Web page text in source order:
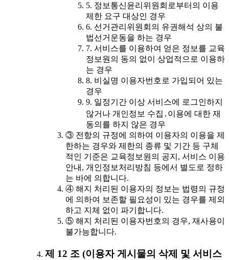
5. 정보통신윤리위원회로부터의 이용
제한 요구 대상인 경우
6. 선거관리위원회의 유권해석 상의 불
법선거운동을 하는 경우
7. 서비스를 이용하여 얻은 정보를 교육
정보원의 동의 없이 상업적으로 이용하
는 경우
8. 비실명 이용자번호로 가입되어 있는
경우
9. 일정기간 이상 서비스에 로그인하지
않거나 개인정보 수집․이용에 대한 재
동의를 하지 않은 경우
③ 전항의 규정에 의하여 이용자의 이용을 제
한하는 경우와 제한의 종류 및 기간 등 구체
적인 기준은 교육정보원의 공지, 서비스 이용
안내, 개인정보처리방침 등에서 별도로 정하
는 바에 의합니다.
④ 해지 처리된 이용자의 정보는 법령의 규정
에 의하여 보존할 필요성이 있는 경우를 제외
하고 지체 없이 파기합니다.
⑤ 해지 처리된 이용자번호의 경우, 재사용이
불가능합니다.
제 12 조 (이용자 게시물의 삭제 및 서비스